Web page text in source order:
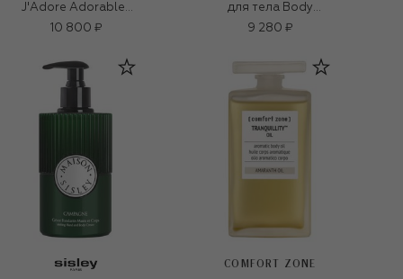
J'Adore Adorables
Shimmering Scrub
10 800 ₽
для тела Body
strategist (200ml)
9 280 ₽
COMFORT ZONE